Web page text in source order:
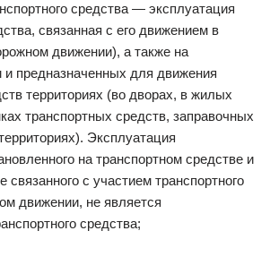
средства — эксплуатация
связанная с его движением в
движении), а также на
предназначенных для движения
территориях (во дворах, в жилых
транспортных средств, заправочных
Эксплуатация
на транспортном средстве и
связанного с участием транспортного
движении, не является
средства;